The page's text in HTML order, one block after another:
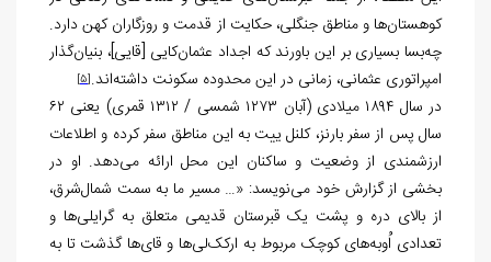
کوهستان‌ها و مناطق جنگلی، حکایت از قدمت و روزگاران کهن دارد.
چه‌بسا بسیاری بر این باورند که اجداد عثمان‌کایی [قایی]، بنیان‌گذار
امپراتوری عثمانی، زمانی در این محدوده سکونت داشته‌اند.[5]
در سال ۱۸۹۴ میلادی (آبان ۱۲۷۳ شمسی / ۱۳۱۲ قمری)
یعنی ۶۲
سال پس از سفر بارنز، کلنل ییت به این مناطق سفر کرده و اطلاعات
ارزشمندی از وضعیت و ساکنان این محل ارائه می‌دهد. او در
بخشی از گزارش خود می‌نویسد: «… مسیر ما به سمت شمال‌شرق،
از بالای دره و پشت یک قبرستان قدیمی متعلق به گرایلی‌ها و
تعدادی اُوبه‌های کوچک مربوط به ارکک‌لی‌ها و قای‌ها گذشت تا به